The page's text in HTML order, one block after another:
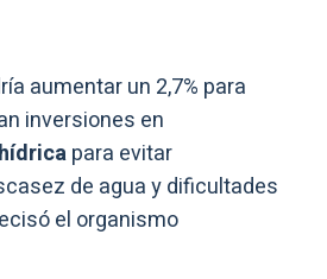
aumentar un 2,7% para
inversiones en
para evitar
de agua y dificultades
el organismo